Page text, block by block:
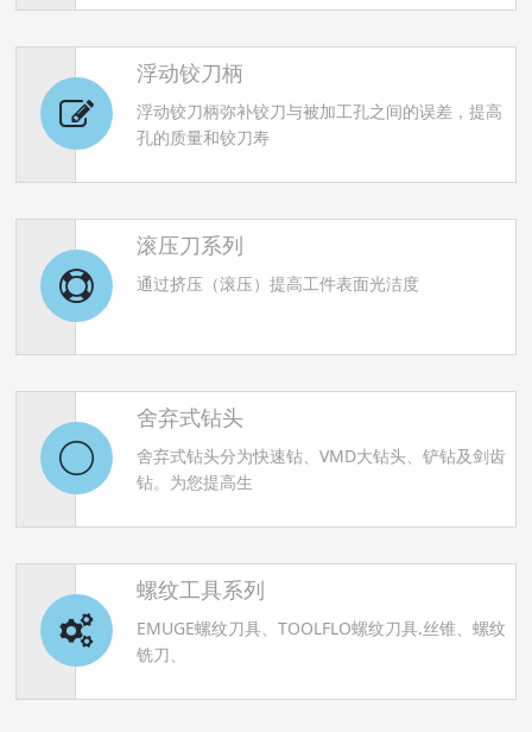
浮动铰刀柄
浮动铰刀柄弥补铰刀与被加工孔之间的误差，提高
孔的质量和铰刀寿
滚压刀系列
通过挤压（滚压）提高工件表面光洁度
舍弃式钻头
舍弃式钻头分为快速钻、VMD大钻头、铲钻及剑齿
钻。为您提高生
螺纹工具系列
EMUGE螺纹刀具、TOOLFLO螺纹刀具.丝锥、螺纹
铣刀、